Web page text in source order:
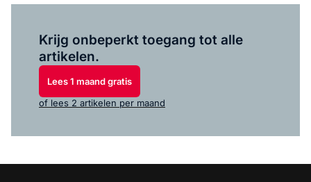
Krijg onbeperkt toegang tot alle
artikelen.
Lees 1 maand gratis
of lees 2 artikelen per maand